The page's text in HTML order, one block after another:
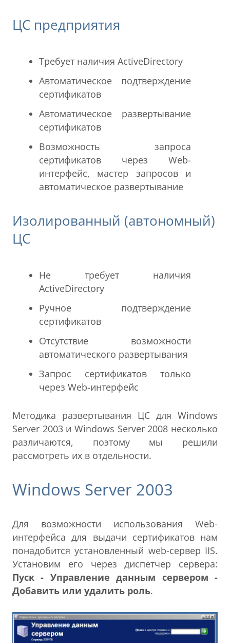
ЦС предприятия
Требует наличия ActiveDirectory
Автоматическое подтверждение
сертификатов
Автоматическое развертывание
сертификатов
Возможность запроса
сертификатов через Web-
интерфейс, мастер запросов и
автоматическое развертывание
Изолированный (автономный)
ЦС
Не требует наличия
ActiveDirectory
Ручное подтверждение
сертификатов
Отсутствие возможности
автоматического развертывания
Запрос сертификатов только
через Web-интерфейс
Методика развертывания ЦС для Windows
Server 2003 и Windows Server 2008 несколько
различаются, поэтому мы решили
рассмотреть их в отдельности.
Windows Server 2003
Для возможности использования Web-
интерфейса для выдачи сертификатов нам
понадобится установленный web-сервер IIS.
Установим его через диспетчер сервера:
Пуск - Управление данным сервером -
Добавить или удалить роль.